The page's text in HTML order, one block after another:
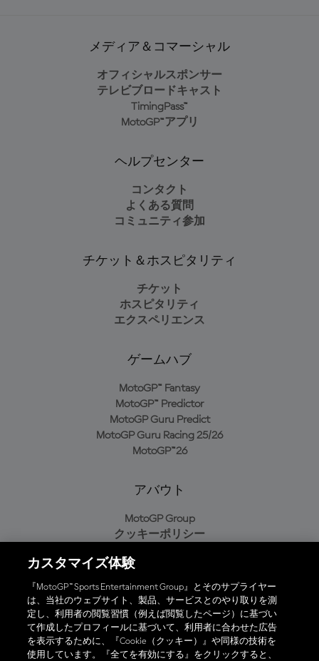
メディア＆コマーシャル
オフィシャルスポンサー
テレビブロードキャスト
TimingPass™
MotoGP™アプリ
ヘルプセンター
コンタクト
よくある質問
コミュニティ参加
チケット＆ホスピタリティ
チケット
ホスピタリティ
エクスペリエンス
ゲームハブ
MotoGP™ Fantasy
MotoGP™ Predictor
MotoGP Guru Predict
MotoGP Guru Racing 25/26
MotoGP™26
アバウト
MotoGP Group
クッキーポリシー
プライバシーポリシー
購入ポリシー
オフィシャルアプリ
カスタマイズ体験
『MotoGP™ Sports Entertainment Group』とそのサプライヤー
は、当社のウェブサイト、製品、サービスとのやり取りを測
定し、利用者の閲覧習慣（例えば閲覧したページ）に基づい
て作成したプロフィールに基づいて、利用者に合わせた広告
を表示するために、『Cookie（クッキー）』や同様の技術を
使用しています。『全てを有効にする』をクリックすると、